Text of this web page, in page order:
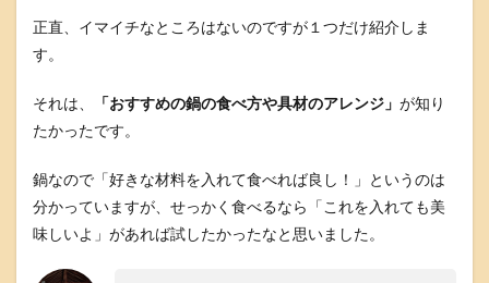
正直、イマイチなところはないのですが１つだけ紹介しま
す。
それは、 「おすすめの鍋の食べ方や具材のアレンジ」 が知り
たかったです。
鍋なので「好きな材料を入れて食べれば良し！」というのは
分かっていますが、せっかく食べるなら「これを入れても美
味しいよ」があれば試したかったなと思いました。